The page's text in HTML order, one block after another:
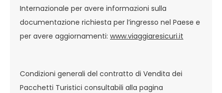
Internazionale per avere informazioni sulla
documentazione richiesta per l’ingresso nel Paese e
per avere aggiornamenti: www.viaggiaresicuri.it
Condizioni generali del contratto di Vendita dei
Pacchetti Turistici consultabili alla pagina